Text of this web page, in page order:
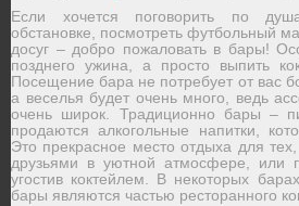
Если хочется поговорить по
обстановке, посмотреть футбольный
досуг – добро пожаловать в бары!
позднего ужина, а просто выпить
Посещение бара не потребует от вас
а веселья будет очень много, ведь
очень широк. Традиционно бары –
продаются алкогольные напитки,
Это прекрасное место отдыха для
друзьями в уютной атмосфере, или
угостив коктейлем. В некоторых
бары являются частью ресторанного